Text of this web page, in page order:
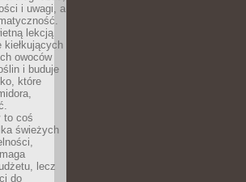
i uwagi, a
lekcją
kiełkujących
owoców
i buduje
które
to coś
świeżych
lecz
do